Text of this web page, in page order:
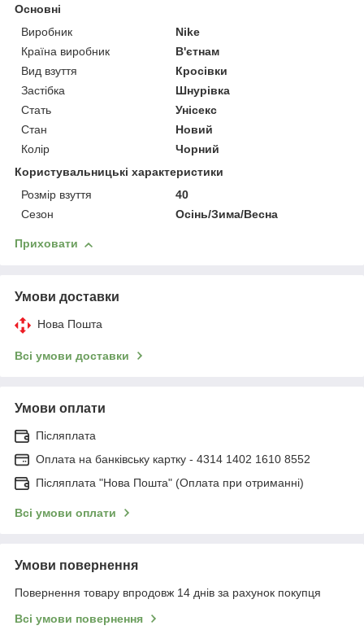
Основні
Виробник
Nike
Країна виробник
В'єтнам
Вид взуття
Кросівки
Застібка
Шнурівка
Стать
Унісекс
Стан
Новий
Колір
Чорний
Користувальницькі характеристики
Розмір взуття
40
Сезон
Осінь/Зима/Весна
Приховати
Умови доставки
Нова Пошта
Всі умови доставки
Умови оплати
Післяплата
Оплата на банківську картку - 4314 1402 1610 8552
Післяплата "Нова Пошта" (Оплата при отриманні)
Всі умови оплати
Умови повернення
Повернення товару впродовж 14 днів за рахунок покупця
Всі умови повернення